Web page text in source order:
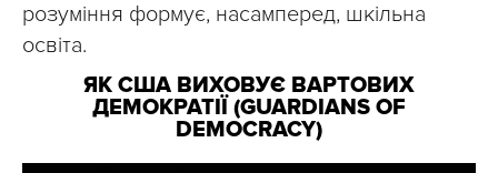
розуміння формує, насамперед, шкільна
освіта.
ЯК США ВИХОВУЄ ВАРТОВИХ
ДЕМОКРАТІЇ (GUARDIANS OF
DEMOCRACY)